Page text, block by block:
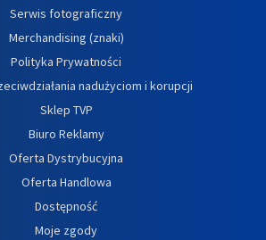
Serwis fotograficzny
Merchandising (znaki)
Polityka Prywatności
nadużyciom i korupcji
Sklep TVP
Biuro Reklamy
Oferta Dystrybucyjna
Oferta Handlowa
Dostępność
Moje zgody